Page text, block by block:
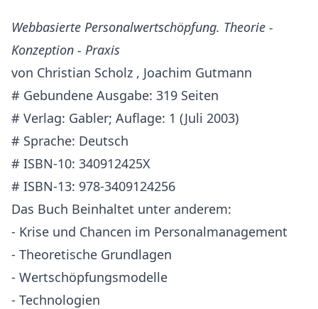
Webbasierte Personalwertschöpfung. Theorie -
Konzeption - Praxis
von Christian Scholz , Joachim Gutmann
# Gebundene Ausgabe: 319 Seiten
# Verlag: Gabler; Auflage: 1 (Juli 2003)
# Sprache: Deutsch
# ISBN-10: 340912425X
# ISBN-13: 978-3409124256
Das Buch Beinhaltet unter anderem:
- Krise und Chancen im Personalmanagement
- Theoretische Grundlagen
- Wertschöpfungsmodelle
- Technologien